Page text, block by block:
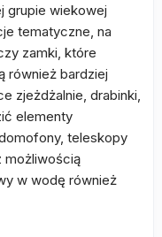
grupie wiekowej
tematyczne, na
zamki, które
również bardziej
zjeżdżalnie, drabinki,
elementy
teleskopy
możliwością
w wodę również